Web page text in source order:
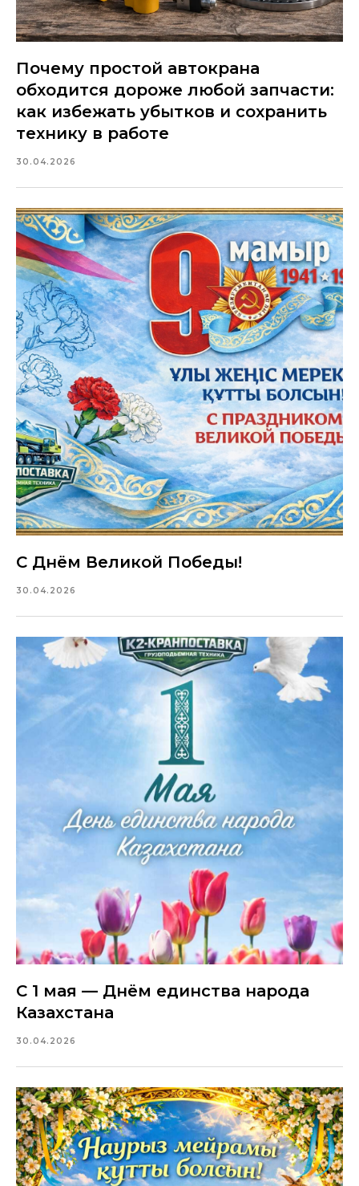
Почему простой автокрана
обходится дороже любой запчасти:
как избежать убытков и сохранить
технику в работе
30.04.2026
С Днём Великой Победы!
30.04.2026
С 1 мая — Днём единства народа
Казахстана
30.04.2026